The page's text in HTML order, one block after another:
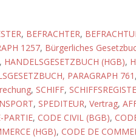
, BEFRACHTER,
1257, Bürgerliches
HANDELSGESETZBUCH (HGB),
PARAGRAPH 761 ,
, SCHIFF,
, SPEDITEUR, Vertrag,
PARTIE, CODE CIVIL (BGB),
(HGB), CODE DE